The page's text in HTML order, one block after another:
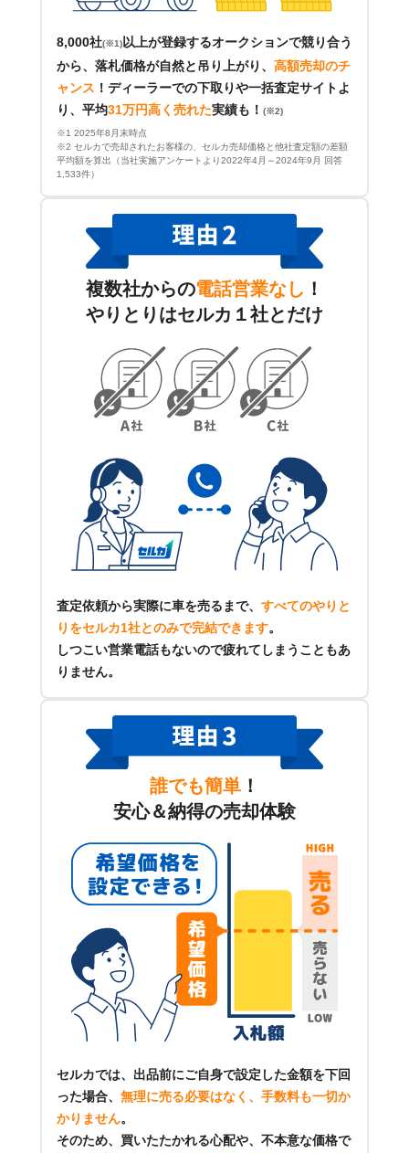
8,000社(※1) 以上が登録するオークションで競り合う
から、落札価格が自然と吊り上がり、 高額売却のチ
ャンス ！ ディーラーでの下取りや一括査定サイトよ
り、平均31万円高く売れた実績も！ (※2)
※1 2025年8月末時点
※2 セルカで売却されたお客様の、セルカ売却価格と他社査定額の差額
平均額を算出（当社実施アンケートより2022年4月～2024年9月 回答
1,533件）
複数社からの電話営業なし ！
やりとりはセルカ１社とだけ
査定依頼から実際に車を売るまで、 すべてのやりと
りをセルカ1社とのみで完結できます。
しつこい営業電話もないので疲れてしまうこともあ
りません。
誰でも簡単 ！
安心＆納得の売却体験
セルカでは、出品前にご自身で設定した金額を下回
った場合、 無理に売る必要はなく、手数料も一切か
かりません。
そのため、買いたたかれる心配や、不本意な価格で